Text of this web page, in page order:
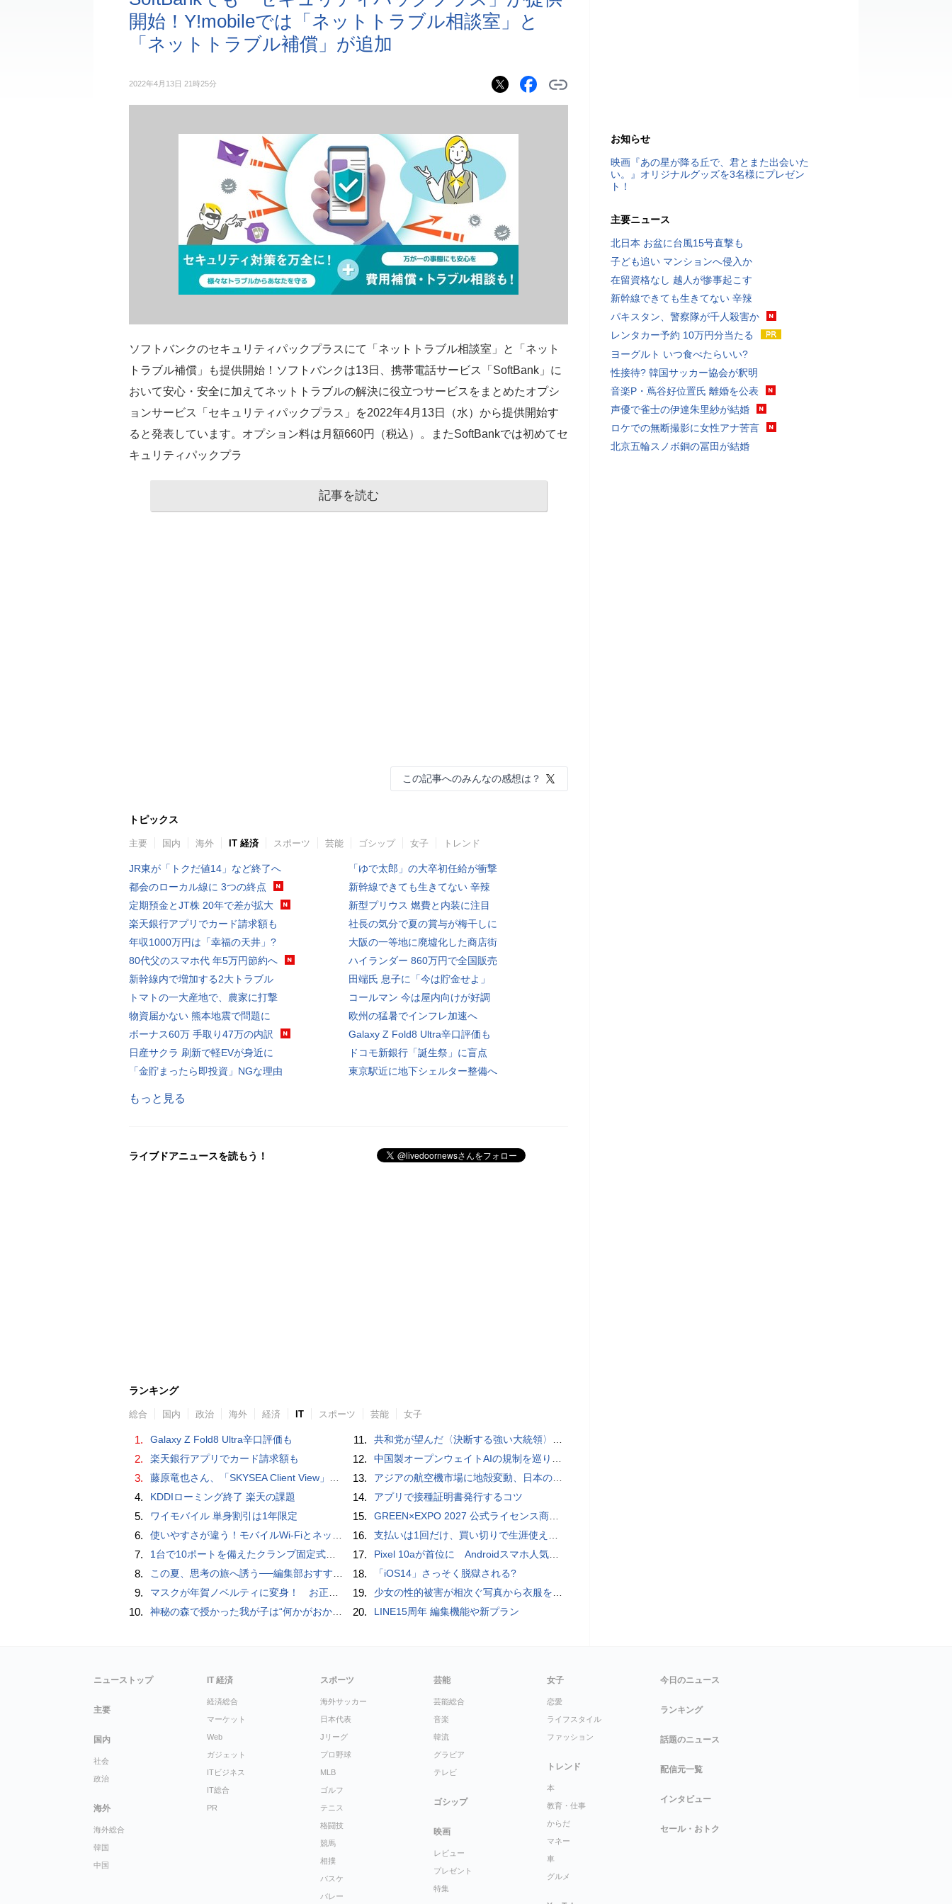
開始！Y!mobileでは「ネットトラブル相談室」と
「ネットトラブル補償」が追加
2022年4月13日 21時25分
ソフトバンクのセキュリティパックプラスにて「ネットトラブル相談室」と「ネット
トラブル補償」も提供開始！ソフトバンクは13日、携帯電話サービス「SoftBank」に
おいて安心・安全に加えてネットトラブルの解決に役立つサービスをまとめたオプシ
ョンサービス「セキュリティパックプラス」を2022年4月13日（水）から提供開始す
ると発表しています。オプション料は月額660円（税込）。またSoftBankでは初めてセ
キュリティパックプラ
記事を読む
この記事へのみんなの感想は？
トピックス
主要 国内 海外 IT 経済 スポーツ 芸能 ゴシップ 女子 トレンド
JR東が「トクだ値14」など終了へ
都会のローカル線に 3つの終点
定期預金とJT株 20年で差が拡大
楽天銀行アプリでカード請求額も
年収1000万円は「幸福の天井」?
80代父のスマホ代 年5万円節約へ
新幹線内で増加する2大トラブル
トマトの一大産地で、農家に打撃
物資届かない 熊本地震で問題に
ボーナス60万 手取り47万の内訳
日産サクラ 刷新で軽EVが身近に
「金貯まったら即投資」NGな理由
「ゆで太郎」の大卒初任給が衝撃
新幹線できても生きてない 辛辣
新型プリウス 燃費と内装に注目
社長の気分で夏の賞与が梅干しに
大阪の一等地に廃墟化した商店街
ハイランダー 860万円で全国販売
田端氏 息子に「今は貯金せよ」
コールマン 今は屋内向けが好調
欧州の猛暑でインフレ加速へ
Galaxy Z Fold8 Ultra辛口評価も
ドコモ新銀行「誕生祭」に盲点
東京駅近に地下シェルター整備へ
もっと見る
ライブドアニュースを読もう！
ランキング
総合 国内 政治 海外 経済 IT スポーツ 芸能 女子
1. Galaxy Z Fold8 Ultra辛口評価も
2. 楽天銀行アプリでカード請求額も
3. 藤原竜也さん、「SKYSEA Client View」新CMで「AI労務改善」をアピール 働き方をAIが分析したら「すぐに休んで」と言われる？
4. KDDIローミング終了 楽天の課題
5. ワイモバイル 単身割引は1年限定
6. 使いやすさが違う！モバイルWi-FiとネットHDD【PC-DIY 秋の陣】
7. 1台で10ポートを備えたクランプ固定式電源タップ「Anker Nano Power Strip (10-in-1, 70W, クランプ式)」レビュー
8. この夏、思考の旅へ誘う──編集部おすすめの7冊：WIRED BOOK GUIDE
9. マスクが年賀ノベルティに変身！ お正月特別パッケージの注文受付開始
10. 神秘の森で授かった我が子は“何かがおかしい”『ナイトボーン -夜哭-』本編映像解禁 母の絶叫顔うちわが全国の劇場に［ホラー通信］
11. 共和党が望んだ〈決断する強い大統領〉が統治するアメリカの到来──「アメリカン・ドッペルゲンガー」by 池田純一#14
12. 中国製オープンウェイトAIの規制を巡り、シリコンバレーで意見が二分
13. アジアの航空機市場に地殻変動、日本のサプライヤーに影響も
14. アプリで接種証明書発行するコツ
15. GREEN×EXPO 2027 公式ライセンス商品！初の「トゥンクトゥンク」公式LINEスタンプ、販売開始
16. 支払いは1回だけ、買い切りで生涯使えるプランがあるオンラインストレージ4選
17. Pixel 10aが首位に Androidスマホ人気ランキングTOP10 2026/8/8
18. 「iOS14」さっそく脱獄される?
19. 少女の性的被害が相次ぐ写真から衣服を剥ぎ取るAIポルノアプリ「ClothOff」の背後にいる人物とは？
20. LINE15周年 編集機能や新プラン
お知らせ
映画『あの星が降る丘で、君とまた出会いた
い。』オリジナルグッズを3名様にプレゼン
ト！
主要ニュース
北日本 お盆に台風15号直撃も
子ども追い マンションへ侵入か
在留資格なし 越人が惨事起こす
新幹線できても生きてない 辛辣
パキスタン、警察隊が千人殺害か
レンタカー予約 10万円分当たる
ヨーグルト いつ食べたらいい?
性接待? 韓国サッカー協会が釈明
音楽P・蔦谷好位置氏 離婚を公表
声優で雀士の伊達朱里紗が結婚
ロケでの無断撮影に女性アナ苦言
北京五輪スノボ銅の冨田が結婚
ニューストップ
主要
国内
社会
政治
海外
海外総合
韓国
中国
IT 経済
経済総合
マーケット
Web
ガジェット
ITビジネス
IT総合
PR
スポーツ
海外サッカー
日本代表
Jリーグ
プロ野球
MLB
ゴルフ
テニス
格闘技
競馬
相撲
バスケ
バレー
芸能
芸能総合
音楽
韓流
グラビア
テレビ
ゴシップ
映画
レビュー
プレゼント
特集
女子
恋愛
ライフスタイル
ファッション
トレンド
本
教育・仕事
からだ
マネー
車
グルメ
今日のニュース
ランキング
話題のニュース
配信元一覧
インタビュー
セール・おトク